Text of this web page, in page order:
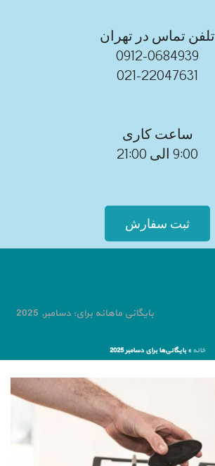
تلفن تماس در تهران
0912-0684939
021-22047631
ساعت کاری
9:00 الی 21:00
ثبت سفارش
بایگانی ماهانه برای: دسامبر, 2025
خانه »بایگانی‌ها برای دسامبر 2025